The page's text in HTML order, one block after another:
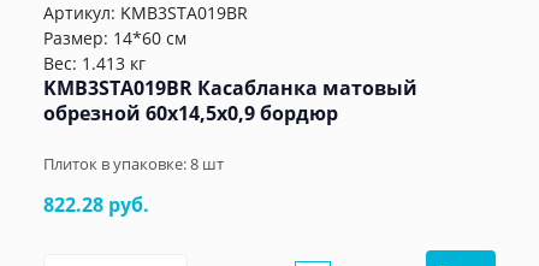
Артикул: KMB3STA019BR
Размер: 14*60 см
Вес: 1.413 кг
KMB3STA019BR Касабланка матовый
обрезной 60x14,5x0,9 бордюр
Плиток в упаковке:8 шт
822.28 руб.